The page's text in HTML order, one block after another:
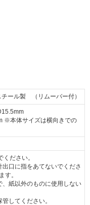
ール製 （リムーバー付）
※本体サイズは横向きでの
ださい。
口に指をあてないでくださ
す。
紙以外のものに使用しない
してください。